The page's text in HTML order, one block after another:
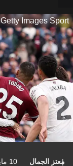
Getty Images Sport
معتز الجمال 10 مايو 2026 ١٧:٣٣-04:00